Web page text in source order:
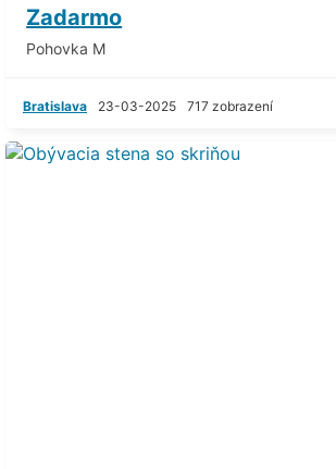
Zadarmo
Pohovka M
Bratislava 23-03-2025 717 zobrazení